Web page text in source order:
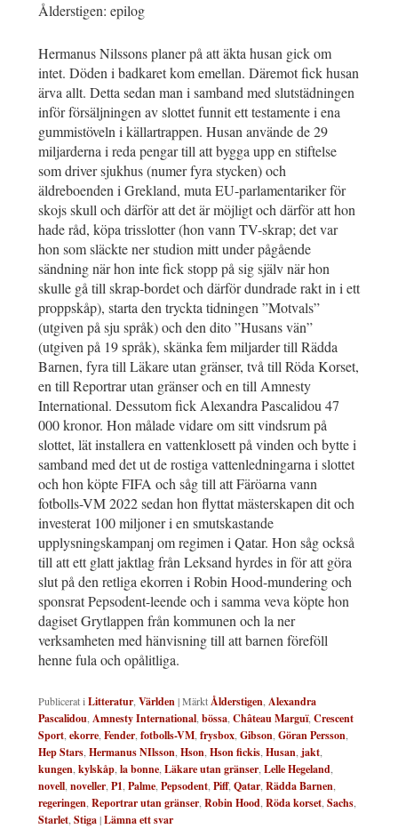
Ålderstigen: epilog
Hermanus Nilssons planer på att äkta husan gick om
intet. Döden i badkaret kom emellan. Däremot fick husan
ärva allt. Detta sedan man i samband med slutstädningen
inför försäljningen av slottet funnit ett testamente i ena
gummistöveln i källartrappen. Husan använde de 29
miljarderna i reda pengar till att bygga upp en stiftelse
som driver sjukhus (numer fyra stycken) och
äldreboenden i Grekland, muta EU-parlamentariker för
skojs skull och därför att det är möjligt och därför att hon
hade råd, köpa trisslotter (hon vann TV-skrap; det var
hon som släckte ner studion mitt under pågående
sändning när hon inte fick stopp på sig själv när hon
skulle gå till skrap-bordet och därför dundrade rakt in i ett
proppskåp), starta den tryckta tidningen ”Motvals”
(utgiven på sju språk) och den dito ”Husans vän”
(utgiven på 19 språk), skänka fem miljarder till Rädda
Barnen, fyra till Läkare utan gränser, två till Röda Korset,
en till Reportrar utan gränser och en till Amnesty
International. Dessutom fick Alexandra Pascalidou 47
000 kronor. Hon målade vidare om sitt vindsrum på
slottet, lät installera en vattenklosett på vinden och bytte i
samband med det ut de rostiga vattenledningarna i slottet
och hon köpte FIFA och såg till att Färöarna vann
fotbolls-VM 2022 sedan hon flyttat mästerskapen dit och
investerat 100 miljoner i en smutskastande
upplysningskampanj om regimen i Qatar. Hon såg också
till att ett glatt jaktlag från Leksand hyrdes in för att göra
slut på den retliga ekorren i Robin Hood-mundering och
sponsrat Pepsodent-leende och i samma veva köpte hon
dagiset Grytlappen från kommunen och la ner
verksamheten med hänvisning till att barnen föreföll
henne fula och opålitliga.
Publicerat iLitteratur,Världen|MärktÅlderstigen,Alexandra
Pascalidou,Amnesty International,bössa,Château Marguï,Crescent
Sport,ekorre,Fender,fotbolls-VM,frysbox,Gibson,Göran Persson,
Hep Stars,Hermanus NIlsson,Hson,Hson fickis,Husan,jakt,
kungen,kylskåp,la bonne,Läkare utan gränser,Lelle Hegeland,
novell,noveller,P1,Palme,Pepsodent,Piff,Qatar,Rädda Barnen,
regeringen,Reportrar utan gränser,Robin Hood,Röda korset,Sachs,
Starlet,Stiga|Lämna ett svar